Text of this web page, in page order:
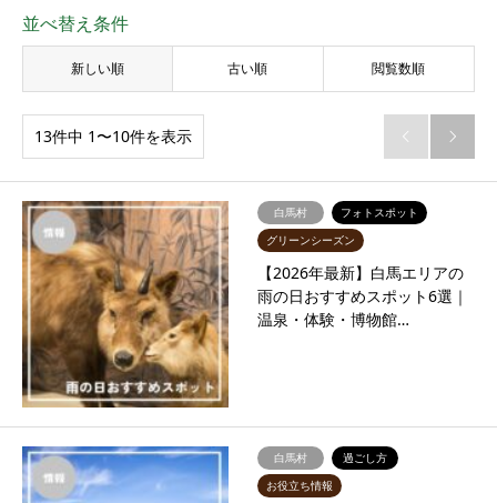
並べ替え条件
新しい順 古い順 閲覧数順
13件中 1〜10件を表示  
白馬村
フォトスポット
グリーンシーズン
【2026年最新】白馬エリアの
雨の日おすすめスポット6選｜
温泉・体験・博物館…
白馬村
過ごし方
お役立ち情報